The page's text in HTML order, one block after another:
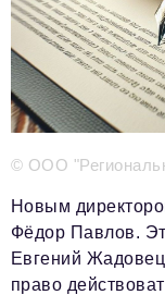
Авторские
Видео
Телефон
Электронные
Информационный
info@business-
Отдел рекламы
reklama@business-
Отдел
© ООО
Новым
Фёдор Павлов.
Евгений
право